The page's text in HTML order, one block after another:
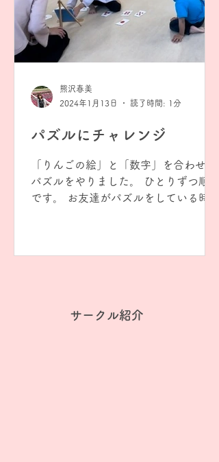
パズルにチャレンジ
「りんごの絵」と「数字」を合わせる
パズルをやりました。 ひとりずつ順番
です。 お友達がパズルをしている時に
熊沢春美
2024年1月13日
読了時間: 1分
サークル紹介